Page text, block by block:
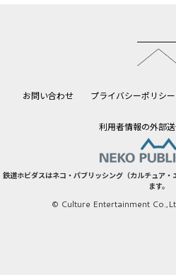
お問い合わせ プライバシーポリシー
利用者情報の外部
鉄道ホビダスはネコ・パブリッシング（カルチュア
ます。
© Culture Entertainment